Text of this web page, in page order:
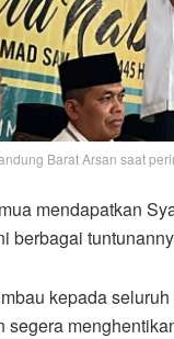
Barat Arsan saat
mendapatkan
berbagai
kepada
segera